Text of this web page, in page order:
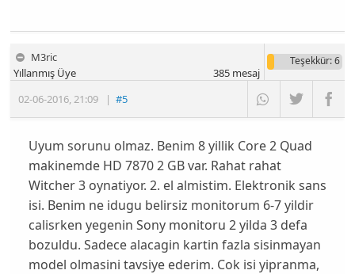
M3ric
02-06-2016,21:09 |#5
Yıllanmış Üye
Teşekkür: 6
385mesaj
Uyum sorunu olmaz. Benim 8 yillik Core 2 Quad
makinemde HD 7870 2 GB var. Rahat rahat
Witcher 3 oynatiyor. 2. el almistim. Elektronik sans
isi. Benim ne idugu belirsiz monitorum 6-7 yildir
calisrken yegenin Sony monitoru 2 yilda 3 defa
bozuldu. Sadece alacagin kartin fazla sisinmayan
model olmasini tavsiye ederim. Cok isi yipranma,